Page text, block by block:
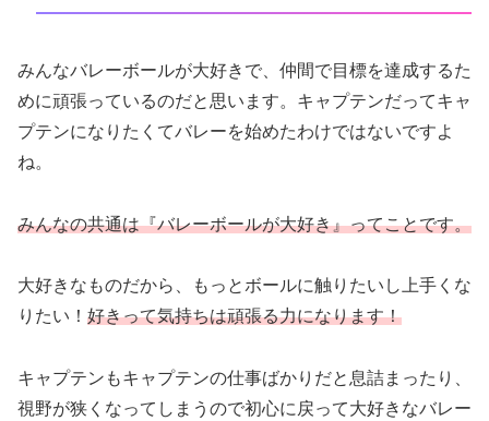
みんなバレーボールが大好きで、仲間で目標を達成するた
めに頑張っているのだと思います。キャプテンだってキャ
プテンになりたくてバレーを始めたわけではないですよ
ね。
みんなの共通は『バレーボールが大好き』ってことです。
大好きなものだから、もっとボールに触りたいし上手くな
りたい！ 好きって気持ちは頑張る力になります！
キャプテンもキャプテンの仕事ばかりだと息詰まったり、
視野が狭くなってしまうので初心に戻って大好きなバレー